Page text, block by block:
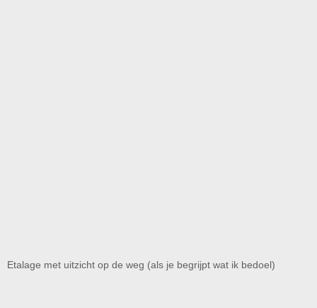
Etalage met uitzicht op de weg (als je begrijpt wat ik bedoel)